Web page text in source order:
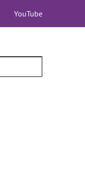
YouTube